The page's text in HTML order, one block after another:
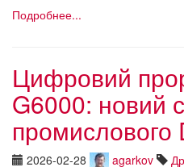
Подробнее...
Цифровий
G6000: новий
промислового
2026-02-28 agarkov